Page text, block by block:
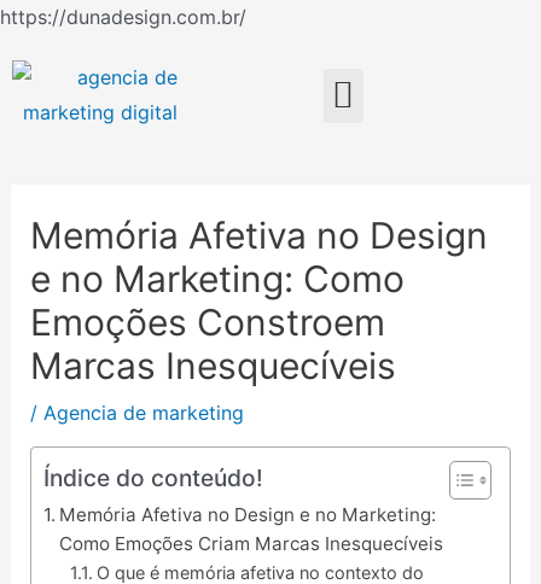
https://dunadesign.com.br/Ir
Menu
Memória Afetiva no Design
e no Marketing: Como
Emoções Constroem
Marcas Inesquecíveis
/ Agencia de marketing
Índice do conteúdo!
Memória Afetiva no Design e no Marketing:
Como Emoções Criam Marcas Inesquecíveis
O que é memória afetiva no contexto do
de
Post